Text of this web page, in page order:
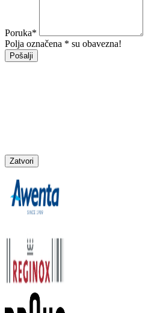
Poruka*
Polja označena * su obavezna!
Pošalji
Zatvori